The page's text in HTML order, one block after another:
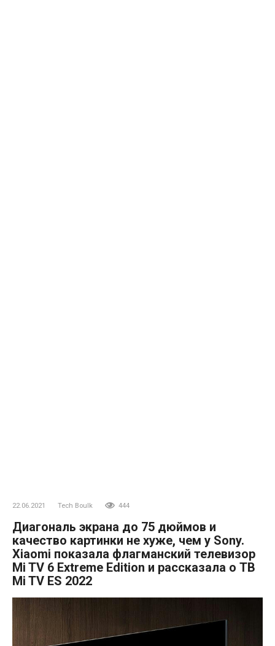
22.06.2021 Tech Boulk 444
Диагональ экрана до 75 дюймов и
качество картинки не хуже, чем у Sony.
Xiaomi показала флагманский телевизор
Mi TV 6 Extreme Edition и рассказала о ТВ
Mi TV ES 2022